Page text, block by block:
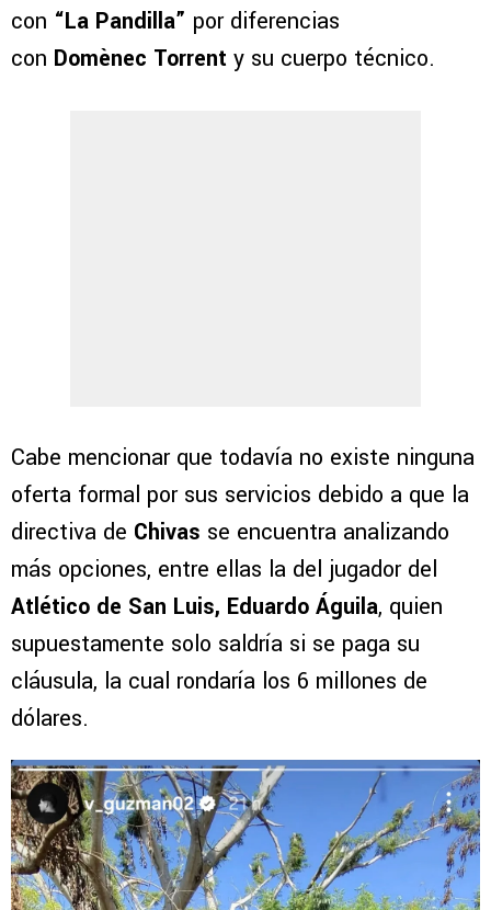
con “La Pandilla” por diferencias
con Domènec Torrent y su cuerpo técnico.
Cabe mencionar que todavía no existe ninguna
oferta formal por sus servicios debido a que la
directiva de Chivas se encuentra analizando
más opciones, entre ellas la del jugador del
Atlético de San Luis, Eduardo Águila, quien
supuestamente solo saldría si se paga su
cláusula, la cual rondaría los 6 millones de
dólares.